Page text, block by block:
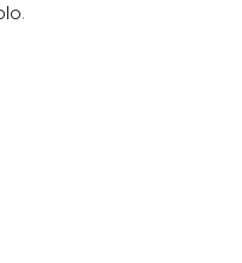
.